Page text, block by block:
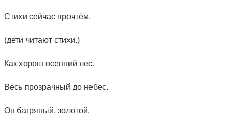
Стихи сейчас прочтём.
(дети читают стихи.)
Как хорош осенний лес,
Весь прозрачный до небес.
Он багряный, золотой,